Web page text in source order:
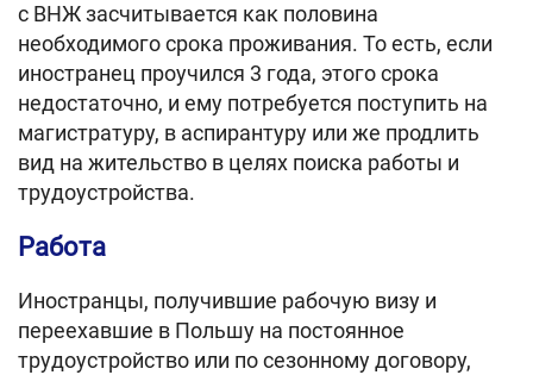
с ВНЖ засчитывается как половина
необходимого срока проживания. То есть, если
иностранец проучился 3 года, этого срока
недостаточно, и ему потребуется поступить на
магистратуру, в аспирантуру или же продлить
вид на жительство в целях поиска работы и
трудоустройства.
Работа
Иностранцы, получившие рабочую визу и
переехавшие в Польшу на постоянное
трудоустройство или по сезонному договору,